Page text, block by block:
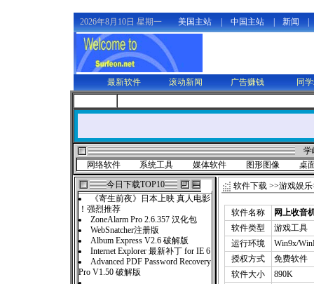
2026年8月10日 星期一 美国主站 中国主站 新闻
最新软件 滚动新闻 广告赚钱 同
学
网络软件
系统工具 媒体软件 图形图像
桌
今日下载TOP10
《寄生前夜》日本上映 真人电影
！强烈推荐
ZoneAlarm Pro 2.6.357 汉化包
WebSnatcher注册版
Album Express V2.6 破解版
Internet Explorer 最新补丁 for IE 6
Advanced PDF Password Recovery
Pro V1.50 破解版
软件下载 >>游戏娱乐
软件名称
网上收音
软件类型
游戏工具
运行环境
Win9x/
授权方式
免费软件
软件大小
890K